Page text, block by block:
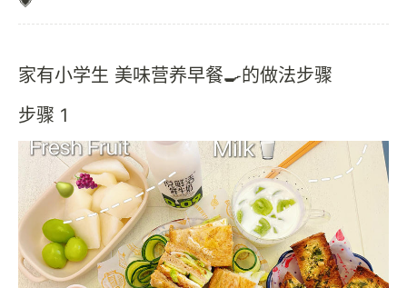
家有小学生 美味营养早餐🍳的做法步骤
步骤 1